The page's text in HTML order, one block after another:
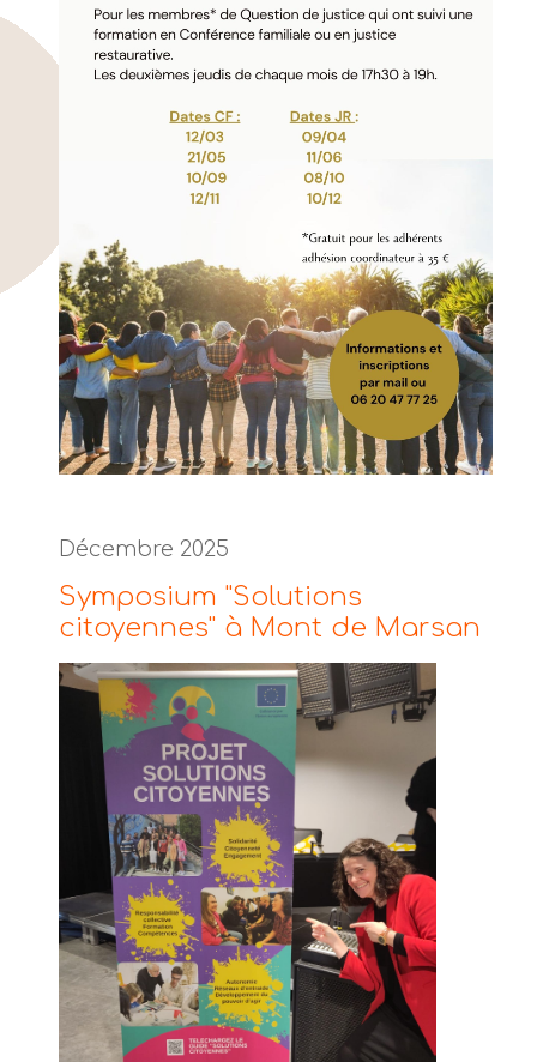
Décembre 2025
Symposium "Solutions
citoyennes" à Mont de Marsan